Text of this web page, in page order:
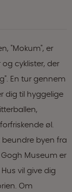
"Mokum", er
cyklister, der
En tur gennem
dig til hyggelige
øl.
byen fra
Museum er
vil give dig
Om